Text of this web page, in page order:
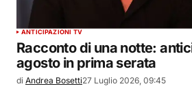
ANTICIPAZIONI TV
Racconto di una notte:
agosto in prima serata
di Andrea Bosetti27 Luglio 2026, 09:45